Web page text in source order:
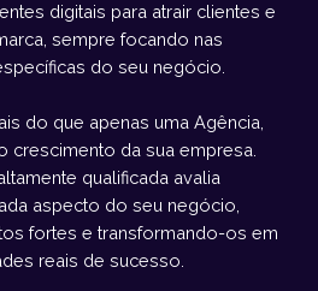
digitais para atrair clientes e
sempre focando nas
do seu negócio.
do que apenas uma Agência,
crescimento da sua empresa.
qualificada avalia
aspecto do seu negócio,
fortes e transformando-os em
reais de sucesso.